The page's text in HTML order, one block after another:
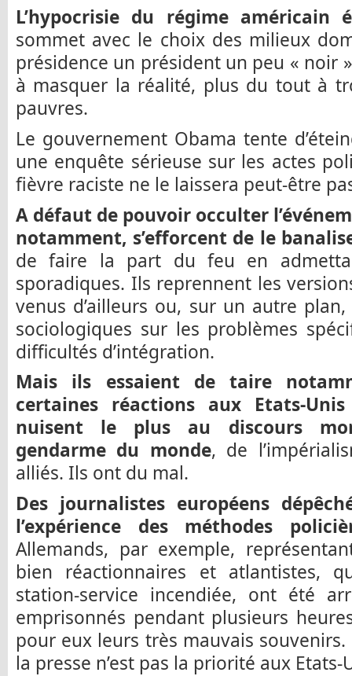
L’hypocrisie du régime américain
sommet avec le choix des milieux
présidence un président un peu « noir
à masquer la réalité, plus du tout à
pauvres.
Le gouvernement Obama tente
une enquête sérieuse sur les actes
fièvre raciste ne le laissera peut-être
A défaut de pouvoir occulter
notamment, s’efforcent de le
de faire la part du feu en
sporadiques. Ils reprennent les
venus d’ailleurs ou, sur un autre
sociologiques sur les problèmes
difficultés d’intégration.
Mais ils essaient de taire
certaines réactions aux Etats-
nuisent le plus au discours
gendarme du monde, de
alliés. Ils ont du mal.
Des journalistes européens
l’expérience des méthodes
Allemands, par exemple,
bien réactionnaires et atlantistes,
station-service incendiée, ont été
emprisonnés pendant plusieurs
pour eux leurs très mauvais
la presse n’est pas la priorité aux Etats-